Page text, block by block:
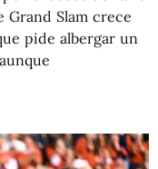
Slam crece
pide albergar un